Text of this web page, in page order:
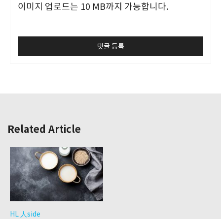
이미지 업로드는 10 MB까지 가능합니다.
Related Article
HL 人side